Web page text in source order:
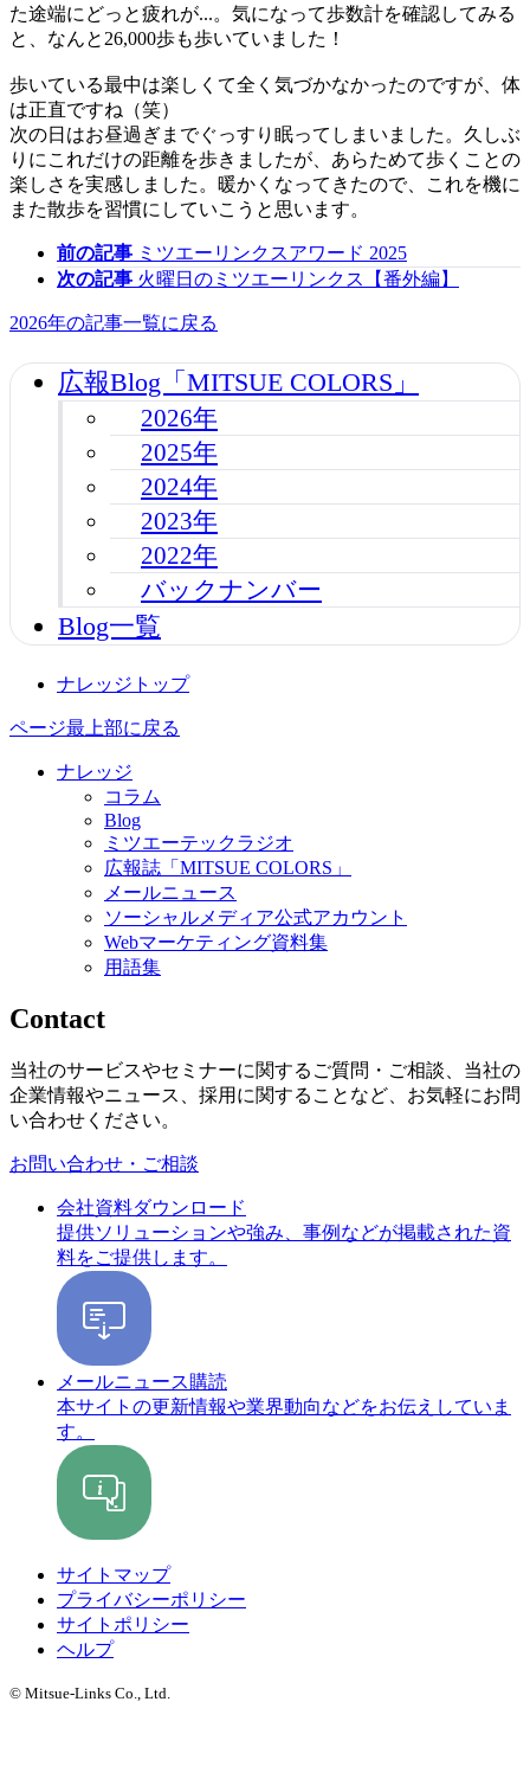
た途端にどっと疲れが...。気になって歩数計を確認してみる
と、なんと26,000歩も歩いていました！
歩いている最中は楽しくて全く気づかなかったのですが、体
は正直ですね（笑）
次の日はお昼過ぎまでぐっすり眠ってしまいました。久しぶ
りにこれだけの距離を歩きましたが、あらためて歩くことの
楽しさを実感しました。暖かくなってきたので、これを機に
また散歩を習慣にしていこうと思います。
前の記事 ミツエーリンクスアワード 2025
次の記事 火曜日のミツエーリンクス【番外編】
2026年の記事一覧に戻る
広報Blog「MITSUE COLORS」
2026年
2025年
2024年
2023年
2022年
バックナンバー
Blog一覧
ナレッジトップ
ページ最上部に戻る
ナレッジ
コラム
Blog
ミツエーテックラジオ
広報誌「MITSUE COLORS」
メールニュース
ソーシャルメディア公式アカウント
Webマーケティング資料集
用語集
Contact
当社のサービスやセミナーに関するご質問・ご相談、当社の
企業情報やニュース、採用に関することなど、お気軽にお問
い合わせください。
お問い合わせ・ご相談
会社資料ダウンロード
提供ソリューションや強み、事例などが掲載された資
料をご提供します。
メールニュース購読
本サイトの更新情報や業界動向などをお伝えしていま
す。
サイトマップ
プライバシーポリシー
サイトポリシー
ヘルプ
© Mitsue-Links Co., Ltd.